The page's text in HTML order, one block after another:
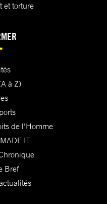
et torture
à Z)
de l'Homme
IT
Bref